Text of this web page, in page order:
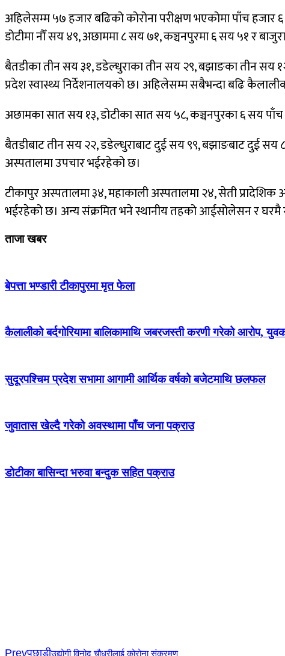
अहिलेसम्म ५७ हजार बढिको कोरोना परीक्षण भएकोमा पाँच
डोटीमा नौँ सय ४९, अछाममा ८ सय ७१, कञ्चनपुरमा ६ सय ५१ र
बैतडीका तीन सय ३१, डडेल्धुराका तीन सय २९, बझाङका तीन सय
प्रदेश स्वास्थ्य निर्देशनालयको छ। अहिलेसम्म सबैभन्दा बढि
अछामका सात सय १३, डोटीका सात सय ५८, कञ्चनपुरका ६ सय पाँच
बैतडीबाट तीन सय २२, डडेल्धुराबाट दुई सय ९९, बझाङबाट दुई सय
अस्पतालमा उपचार भईरहेको छ।
टीकापुर अस्पतालमा ३४, महाकाली अस्पतालमा २४, सेती
भईरहेको छ। अन्य संक्रमित भने स्थानीय तहको आईसोलेसन र घरमै
ताजा खबर
बेपत्ता भण्डारी टीकापुरमा मृत फेला
कैलालीको बर्दगोरियामा बालिकामाथि जबरजस्ती करणी गरेको आरोप,
सुदूरपश्चिम प्रदेश सभामा आगामी आर्थिक वर्षको बजेटमाथि छलफल
जुवातास खेल्दै गरेको अवस्थामा पाँच जना पक्राउ
डोटीका बासिन्दा भरुवा बन्दुक सहित पक्राउ
Prevपछाडीउद्योगी विनोद चौधरीलाई कोरोना संक्रमण